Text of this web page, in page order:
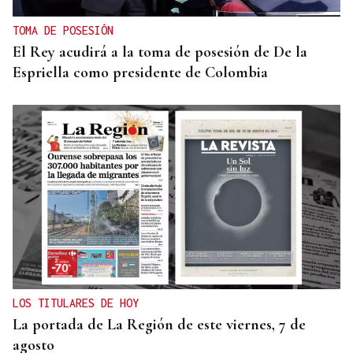
TOMA DE POSESIÓN
El Rey acudirá a la toma de posesión de De la
Espriella como presidente de Colombia
LOS TITULARES DE HOY
La portada de La Región de este viernes, 7 de
agosto